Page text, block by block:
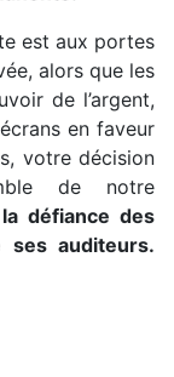
est aux portes
alors que les
de l’argent,
en faveur
votre décision
de notre
défiance des
ses auditeurs.